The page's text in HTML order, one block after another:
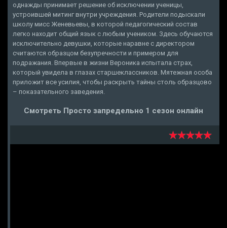
однажды принимает решение об исключении ученицы,
устроившей митинг внутри учреждения. Родители подыскали
школу мисс Женевьевы, в которой педагогический состав
легко находит общий язык с любым учеником. Здесь обучаются
исключительно девушки, которые наравне с директором
считаются образцом безупречности и примером для
подражания. Впервые в жизни Вероника испытала страх,
который увидела в глазах старшеклассников. Мятежная особа
приложит все усилия, чтобы раскрыть тайны столь образцово
– показательного заведения.
Смотреть Просто запредельно 1 сезон онлайн